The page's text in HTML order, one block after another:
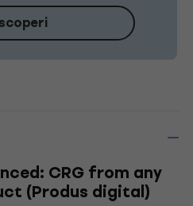
CRG from any
(Produs digital)